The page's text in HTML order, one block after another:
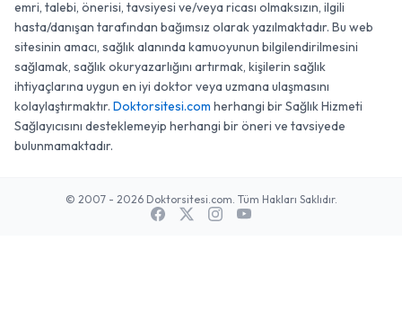
emri, talebi, önerisi, tavsiyesi ve/veya ricası olmaksızın, ilgili
hasta/danışan tarafından bağımsız olarak yazılmaktadır. Bu web
sitesinin amacı, sağlık alanında kamuoyunun bilgilendirilmesini
sağlamak, sağlık okuryazarlığını artırmak, kişilerin sağlık
ihtiyaçlarına uygun en iyi doktor veya uzmana ulaşmasını
kolaylaştırmaktır. Doktorsitesi.com herhangi bir Sağlık Hizmeti
Sağlayıcısını desteklemeyip herhangi bir öneri ve tavsiyede
bulunmamaktadır.
© 2007 - 2026 Doktorsitesi.com. Tüm Hakları Saklıdır.